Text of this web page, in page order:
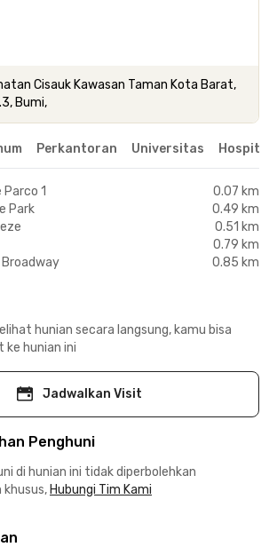
Cisauk Kawasan Taman Kota Barat,
Bumi,
Perkantoran Universitas Hospital
Parco 1
0.07 km
Park
0.49 km
0.51 km
0.79 km
0.85 km
hunian secara langsung, kamu bisa
ke hunian ini
Jadwalkan Visit
Penghuni
di hunian ini tidak diperbolehkan
Hubungi Tim Kami